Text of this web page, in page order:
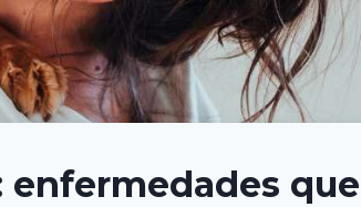
enfermedades que